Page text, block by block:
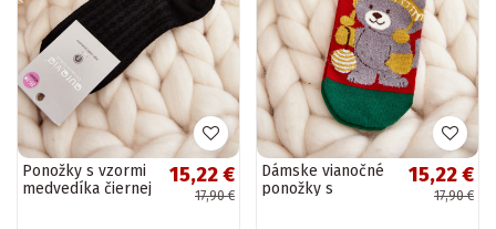
Ponožky s vzormi
medvedíka čiernej
15,22 €
17,90 €
Dámske vianočné
ponožky s
15,22 €
17,90 €